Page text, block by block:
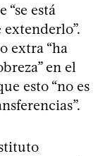
“se está
extra “ha
en el
esto “no es